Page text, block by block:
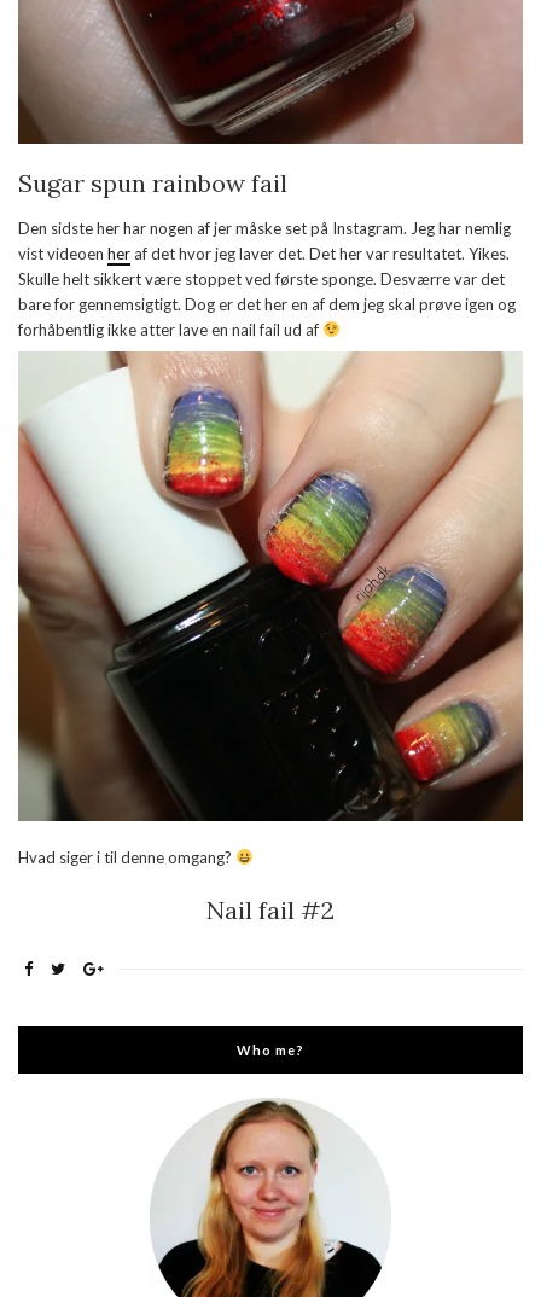
Sugar spun rainbow fail
Den sidste her har nogen af jer måske set på Instagram. Jeg har nemlig
vist videoen heraf det hvor jeg laver det. Det her var resultatet. Yikes.
Skulle helt sikkert være stoppet ved første sponge. Desværre var det
bare for gennemsigtigt. Dog er det her en af dem jeg skal prøve igen og
forhåbentlig ikke atter lave en nail fail ud af
Hvad siger i til denne omgang?
Nail fail #2
Who me?